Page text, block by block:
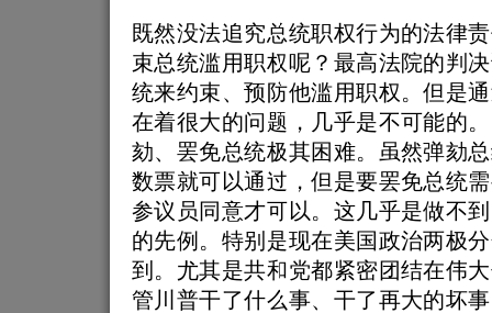
既然没法追究总统职权行为的法律
束总统滥用职权呢？最高法院的判
统来约束、预防他滥用职权。但是
在着很大的问题，几乎是不可能的
劾、罢免总统极其困难。虽然弹劾
数票就可以通过，但是要罢免总统
参议员同意才可以。这几乎是做不
的先例。特别是现在美国政治两极
到。尤其是共和党都紧密团结在伟
管川普干了什么事、干了再大的坏